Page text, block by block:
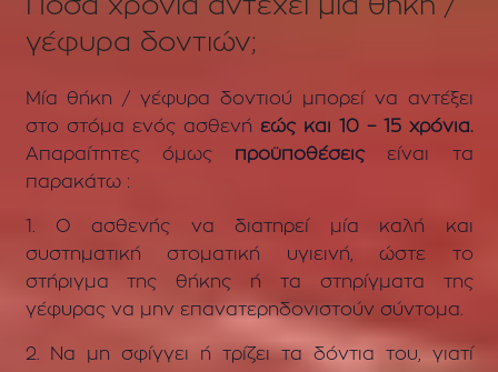
Πόσα χρόνια αντέχει μια θήκη /
γέφυρα δοντιών;
Μία θήκη / γέφυρα δοντιού μπορεί να αντέξει
στο στόμα ενός ασθενή εώς και 10 – 15 χρόνια.
Απαραίτητες όμωςπροϋποθέσειςείναι τα
παρακάτω :
1. Ο ασθενής να διατηρεί μία καλή και
συστηματική στοματική υγιεινή, ώστε το
στήριγμα της θήκης ή τα στηρίγματα της
γέφυρας να μην επανατερηδονιστούν σύντομα.
2. Να μη σφίγγει ή τρίζει τα δόντια του, γιατί